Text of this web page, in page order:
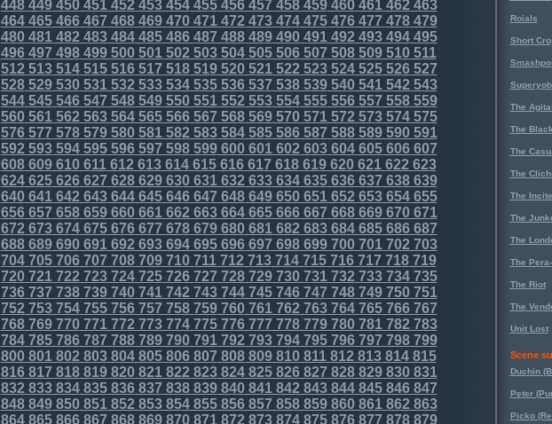
448449450451452 453454455456457 458459460461462 463
464465466467 468469470471472 473474475476477 478479
480481482 483484485486487 488489490491492 493494495
496497 498499500501502 503504505506507 508509510511
512 513514515516517 518519520521522 523524525526527
528529530531532 533534535536537 538539540541542 543
544545546547 548549550551552 553554555556557 558559
560561562 563564565566567 568569570571572 573574575
576577 578579580581582 583584585586587 588589590591
592 593594595596597 598599600601602 603604605606607
608609610611612 613614615616617 618619620621622 623
624625626627 628629630631632 633634635636637 638639
640641642 643644645646647 648649650651652 653654655
656657 658659660661662 663664665666667 668669670671
672 673674675676677 678679680681682 683684685686687
688689690691692 693694695696697 698699700701702 703
704705706707 708709710711712 713714715716717 718719
720721722 723724725726727 728729730731732 733734735
736737 738739740741742 743744745746747 748749750751
752 753754755756757 758759760761762 763764765766767
768769770771772 773774775776777 778779780781782 783
784785786787 788789790791792 793794795796797 798799
800801802 803804805806807 808809810811812 813814815
816817 818819820821822 823824825826827 828829830831
832 833834835836837 838839840841842 843844845846847
848849850851852 853854855856857 858859860861862 863
864865866867 868869870871872 873874875876877 878879
Roials
Short
Superyob
The
The
The
The
The
The
The
The
The Riot
The
Unit Lost
Scene
Duchin
Peter
Picko